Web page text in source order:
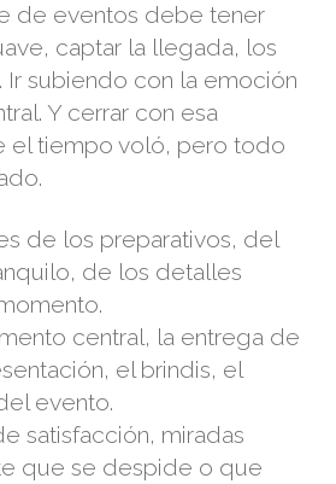
de eventos debe tener
captar la llegada, los
Ir subiendo con la emoción
Y cerrar con esa
el tiempo voló, pero todo
de los preparativos, del
de los detalles
central, la entrega de
el brindis, el
evento.
satisfacción, miradas
que se despide o que